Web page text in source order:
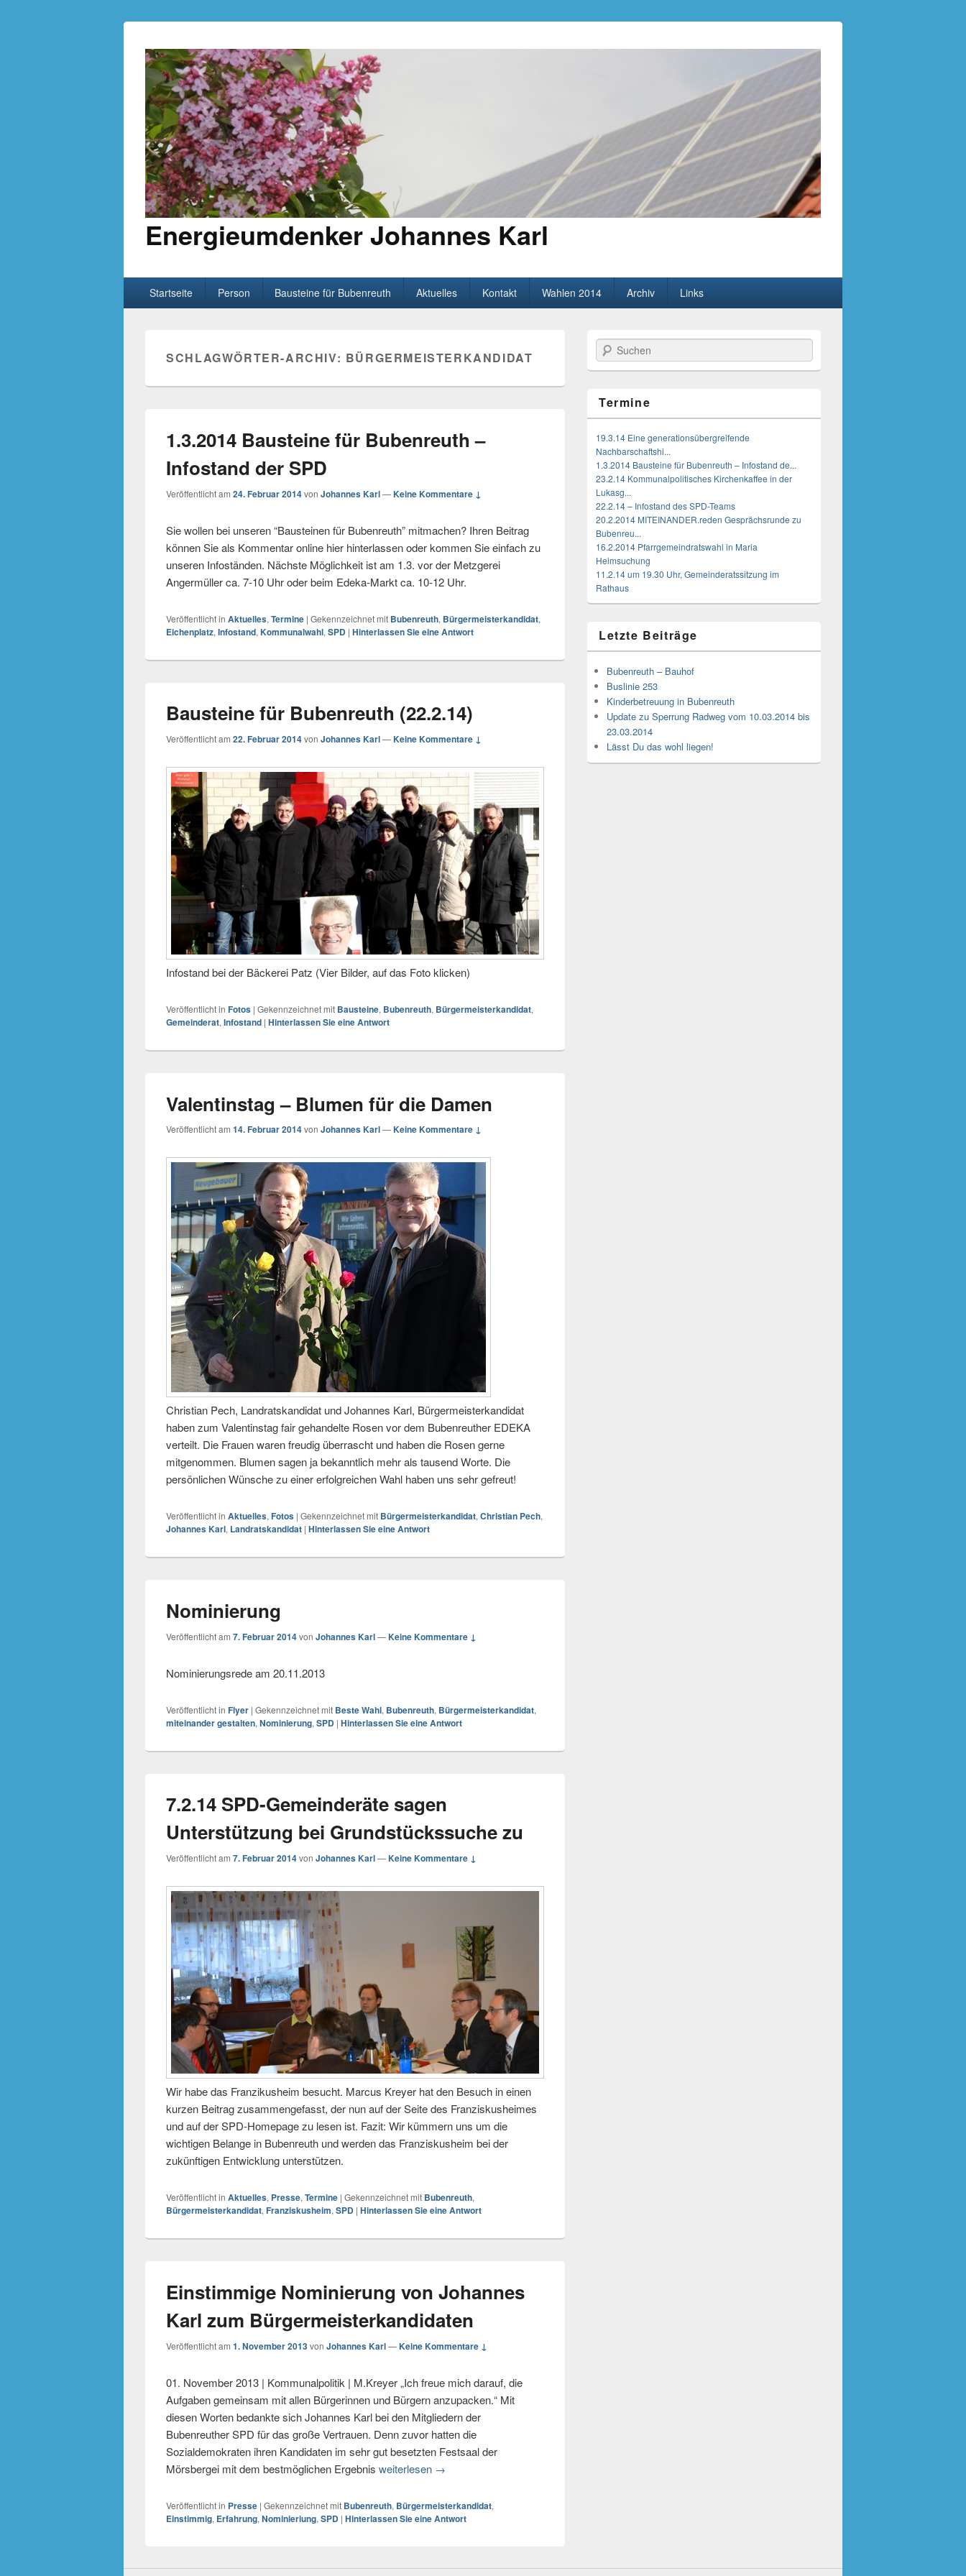
Energieumdenker Johannes Karl
HauptmenüWeiter zum Hauptinhalt
Weiter zum Sekundärinhalt
Startseite Person Bausteine für Bubenreuth Aktuelles Kontakt Wahlen 2014 Archiv Links
SCHLAGWÖRTER-ARCHIV: BÜRGERMEISTERKANDIDAT
1.3.2014 Bausteine für Bubenreuth –
Infostand der SPD
Veröffentlicht am24. Februar 2014vonJohannes Karl—Keine Kommentare ↓
Sie wollen bei unseren “Bausteinen für Bubenreuth” mitmachen? Ihren Beitrag
können Sie als Kommentar online hier hinterlassen oder kommen Sie einfach zu
unseren Infoständen. Nächste Möglichkeit ist am 1.3. vor der Metzgerei
Angermüller ca. 7-10 Uhr oder beim Edeka-Markt ca. 10-12 Uhr.
Veröffentlicht in Aktuelles,Termine |Gekennzeichnet mit Bubenreuth, Bürgermeisterkandidat,
Eichenplatz,Infostand,Kommunalwahl,SPD |Hinterlassen Sie eine Antwort
Bausteine für Bubenreuth (22.2.14)
Veröffentlicht am22. Februar 2014vonJohannes Karl—Keine Kommentare ↓
Infostand bei der Bäckerei Patz (Vier Bilder, auf das Foto klicken)
Veröffentlicht in Fotos |Gekennzeichnet mit Bausteine, Bubenreuth, Bürgermeisterkandidat,
Gemeinderat,Infostand |Hinterlassen Sie eine Antwort
Valentinstag – Blumen für die Damen
Veröffentlicht am14. Februar 2014vonJohannes Karl—Keine Kommentare ↓
Christian Pech, Landratskandidat und Johannes Karl, Bürgermeisterkandidat
haben zum Valentinstag fair gehandelte Rosen vor dem Bubenreuther EDEKA
verteilt. Die Frauen waren freudig überrascht und haben die Rosen gerne
mitgenommen. Blumen sagen ja bekanntlich mehr als tausend Worte. Die
persönlichen Wünsche zu einer erfolgreichen Wahl haben uns sehr gefreut!
Veröffentlicht in Aktuelles,Fotos |Gekennzeichnet mit Bürgermeisterkandidat,Christian Pech,
Johannes Karl, Landratskandidat |Hinterlassen Sie eine Antwort
Nominierung
Veröffentlicht am7. Februar 2014vonJohannes Karl—Keine Kommentare ↓
Nominierungsrede am 20.11.2013
Veröffentlicht in Flyer |Gekennzeichnet mit Beste Wahl, Bubenreuth, Bürgermeisterkandidat,
miteinander gestalten,Nominierung,SPD |Hinterlassen Sie eine Antwort
7.2.14 SPD-Gemeinderäte sagen
Unterstützung bei Grundstückssuche zu
Veröffentlicht am7. Februar 2014vonJohannes Karl—Keine Kommentare ↓
Wir habe das Franzikusheim besucht. Marcus Kreyer hat den Besuch in einen
kurzen Beitrag zusammengefasst, der nun auf der Seite des Franziskusheimes
und auf der SPD-Homepage zu lesen ist. Fazit: Wir kümmern uns um die
wichtigen Belange in Bubenreuth und werden das Franziskusheim bei der
zukünftigen Entwicklung unterstützen.
Veröffentlicht in Aktuelles, Presse,Termine |Gekennzeichnet mit Bubenreuth,
Bürgermeisterkandidat,Franziskusheim,SPD |Hinterlassen Sie eine Antwort
Einstimmige Nominierung von Johannes
Karl zum Bürgermeisterkandidaten
Veröffentlicht am1. November 2013vonJohannes Karl—Keine Kommentare ↓
01. November 2013 | Kommunalpolitik | M.Kreyer „Ich freue mich darauf, die
Aufgaben gemeinsam mit allen Bürgerinnen und Bürgern anzupacken.“ Mit
diesen Worten bedankte sich Johannes Karl bei den Mitgliedern der
Bubenreuther SPD für das große Vertrauen. Denn zuvor hatten die
Sozialdemokraten ihren Kandidaten im sehr gut besetzten Festsaal der
Mörsbergei mit dem bestmöglichen Ergebnisweiterlesen →
Veröffentlicht in Presse |Gekennzeichnet mit Bubenreuth, Bürgermeisterkandidat,
Einstimmig, Erfahrung,Nominieriung,SPD |Hinterlassen Sie eine Antwort
Suchen
Termine
19.3.14 Eine generationsübergreifende
Nachbarschaftshi...
1.3.2014 Bausteine für Bubenreuth – Infostand de...
23.2.14 Kommunalpolitisches Kirchenkaffee in der
Lukasg...
22.2.14 – Infostand des SPD-Teams
20.2.2014 MITEINANDER.reden Gesprächsrunde zu
Bubenreu...
16.2.2014 Pfarrgemeindratswahl in Maria
Heimsuchung
11.2.14 um 19.30 Uhr, Gemeinderatssitzung im
Rathaus
Letzte Beiträge
Bubenreuth – Bauhof
Buslinie 253
Kinderbetreuung in Bubenreuth
Update zu Sperrung Radweg vom 10.03.2014 bis
23.03.2014
Lässt Du das wohl liegen!